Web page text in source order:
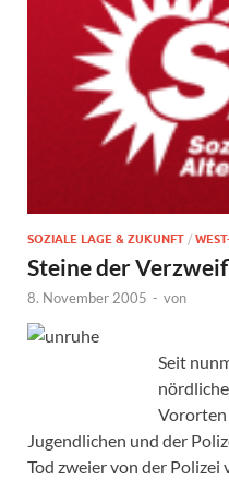
SOZIALE LAGE & ZUKUNFT /
Steine der
8. November 2005 - von
Seit
Vororten
Jugendlichen und der
Tod zweier von der